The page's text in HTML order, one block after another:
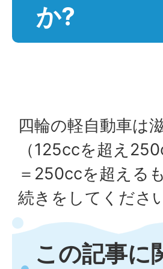
か?
四輪の軽自動車は
（125ccを超え
＝250ccを超える
続きをしてくださ
この記事に